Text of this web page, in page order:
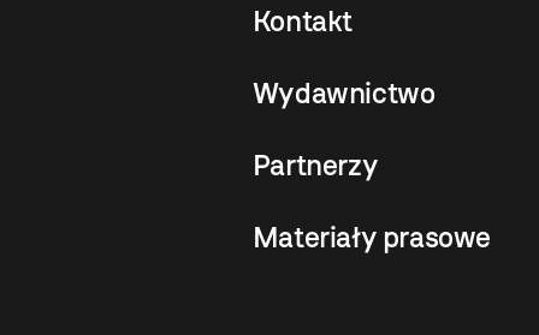
Kontakt
Wydawnictwo
Partnerzy
Materiały prasowe